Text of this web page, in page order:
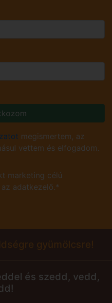
megismertem, az
vettem és elfogadom.
marketing célú
adatkezelő.*
gyümölcsre!
és szedd, vedd,